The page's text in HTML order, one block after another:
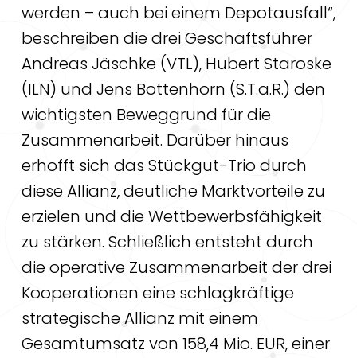
werden – auch bei einem Depotausfall“,
beschreiben die drei Geschäftsführer
Andreas Jäschke (VTL), Hubert Staroske
(ILN) und Jens Bottenhorn (S.T.a.R.) den
wichtigsten Beweggrund für die
Zusammenarbeit. Darüber hinaus
erhofft sich das Stückgut-Trio durch
diese Allianz, deutliche Marktvorteile zu
erzielen und die Wettbewerbsfähigkeit
zu stärken. Schließlich entsteht durch
die operative Zusammenarbeit der drei
Kooperationen eine schlagkräftige
strategische Allianz mit einem
Gesamtumsatz von 158,4 Mio. EUR, einer